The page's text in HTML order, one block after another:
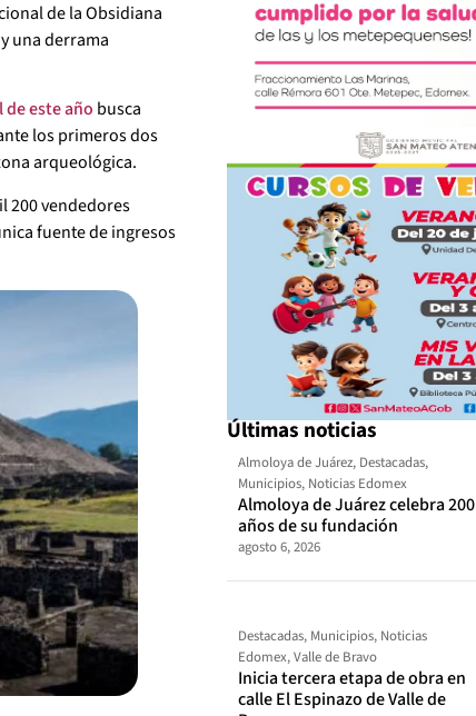
de la Obsidiana
una derrama
este año busca
los primeros dos
arqueológica.
200 vendedores
fuente de ingresos
Últimas noticias
Almoloya de Juárez, Destacadas,
Municipios, Noticias Edomex
Almoloya de Juárez celebra 200
años de su fundación
agosto 6, 2026
Destacadas, Municipios, Noticias
Edomex,Valle de Bravo
Inicia tercera etapa de obra en
calle El Espinazo de Valle de